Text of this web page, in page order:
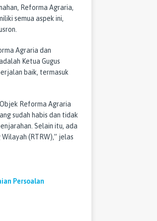
Reforma Agraria,
semua aspek ini,
Agraria dan
Ketua Gugus
baik, termasuk
Reforma Agraria
sudah habis dan tidak
Selain itu, ada
(RTRW),” jelas
Persoalan